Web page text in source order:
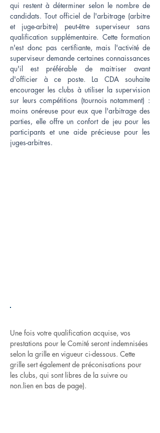
qui restent à déterminer selon le nombre de
candidats. Tout officiel de l'arbitrage (arbitre
et juge-arbitre) peut-être superviseur sans
qualification supplémentaire. Cette formation
n'est donc pas certifiante, mais l'activité de
superviseur demande certaines connaissances
qu'il est préférable de maitriser avant
d'officier à ce poste. La CDA souhaite
encourager les clubs à utiliser la supervision
sur leurs compétitions (tournois notamment) :
moins onéreuse pour eux que l'arbitrage des
parties, elle offre un confort de jeu pour les
participants et une aide précieuse pour les
juges-arbitres.
Une fois votre qualification acquise, vos
prestations pour le Comité seront indemnisées
selon la grille en vigueur ci-dessous. Cette
grille sert également de préconisations pour
les clubs, qui sont libres de la suivre ou
non.lien en bas de page).